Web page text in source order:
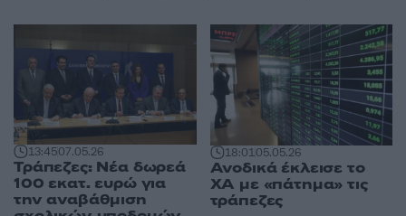
13:4507.05.26
Τράπεζες: Νέα δωρεά
100 εκατ. ευρώ για
την αναβάθμιση
18:0105.05.26
Ανοδικά έκλεισε το
ΧΑ με «πάτημα» τις
τράπεζες